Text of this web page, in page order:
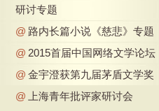
研讨专题
@ 路内长篇小说《慈悲》专题
@ 2015首届中国网络文学论坛
@ 金宇澄获第九届茅盾文学奖
@
上海青年批评家研讨会